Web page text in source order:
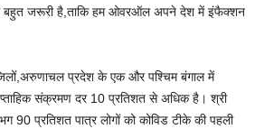
जरूरी है,ताकि हम ओवरऑल अपने देश में इंफैक्‍शन
प्रदेश के एक और पश्चिम बंगाल में
संक्रमण दर 10 प्रतिशत से अधिक है। श्री
90 प्रतिशत पात्र लोगों को कोविड टीके की पहली